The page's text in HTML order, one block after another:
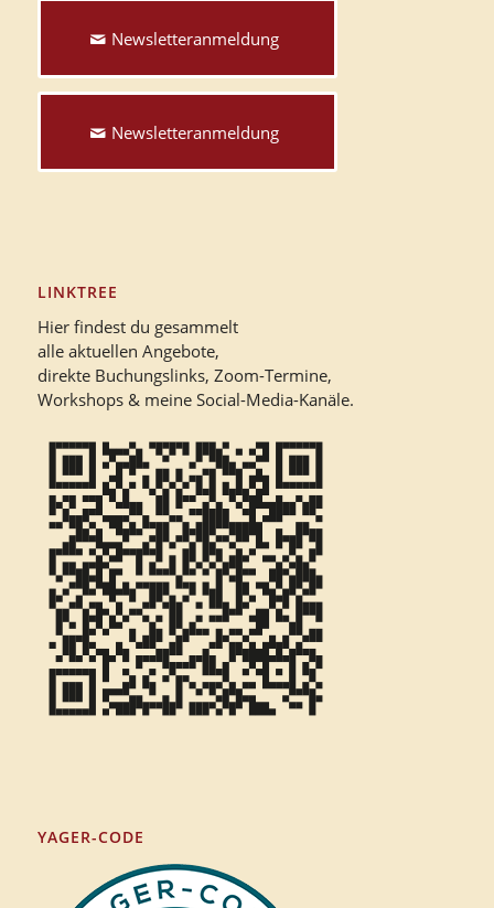
Newsletteranmeldung
Newsletteranmeldung
LINKTREE
Hier findest du gesammelt
alle aktuellen Angebote,
direkte Buchungslinks, Zoom-Termine,
Workshops & meine Social-Media-Kanäle.
YAGER-CODE